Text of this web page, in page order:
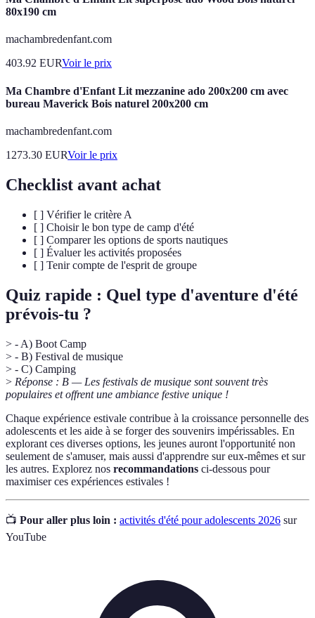
80x190 cm
machambredenfant.com
403.92 EURVoir le prix
Ma Chambre d'Enfant Lit mezzanine ado 200x200 cm avec
bureau Maverick Bois naturel 200x200 cm
machambredenfant.com
1273.30 EURVoir le prix
Checklist avant achat
[ ] Vérifier le critère A
[ ] Choisir le bon type de camp d'été
[ ] Comparer les options de sports nautiques
[ ] Évaluer les activités proposées
[ ] Tenir compte de l'esprit de groupe
Quiz rapide : Quel type d'aventure d'été
prévois-tu ?
> - A) Boot Camp
> - B) Festival de musique
> - C) Camping
> Réponse : B — Les festivals de musique sont souvent très
populaires et offrent une ambiance festive unique !
Chaque expérience estivale contribue à la croissance personnelle des
adolescents et les aide à se forger des souvenirs impérissables. En
explorant ces diverses options, les jeunes auront l'opportunité non
seulement de s'amuser, mais aussi d'apprendre sur eux-mêmes et sur
les autres. Explorez nos recommandations ci-dessous pour
maximiser ces expériences estivales !
📺 Pour aller plus loin : activités d'été pour adolescents 2026 sur
YouTube